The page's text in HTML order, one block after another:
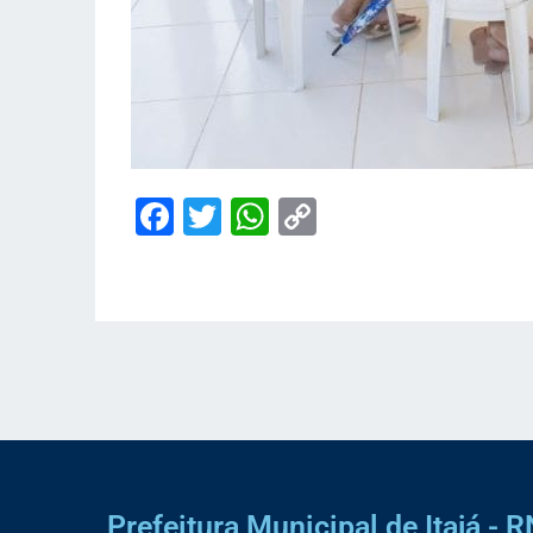
Facebook
TwitterWhatsApp
Copy
Prefeitura Municipal de Itajá -